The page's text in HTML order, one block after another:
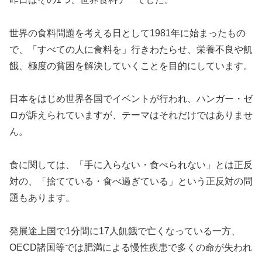
世界の食料問題を考える日として1981年に始まったもの
で、「すべての人に食料を」行きわたらせ、栄養不良や飢
餓、極度の貧困を解決していくことを目的にしています。
日本をはじめ世界各国でイベントが行われ、ハンガー・ゼ
ロが訴えられていますが、テーマはそれだけではありませ
ん。
食に関しては、「手に入らない・食べられない」とは正反
対の、「捨てている・食べ過ぎている」という正反対の問
題もあります。
発展途上国で1分間に17人飢餓で亡くなっている一方、
OECD諸国等では肥満による慢性疾患で多くの命が失われ